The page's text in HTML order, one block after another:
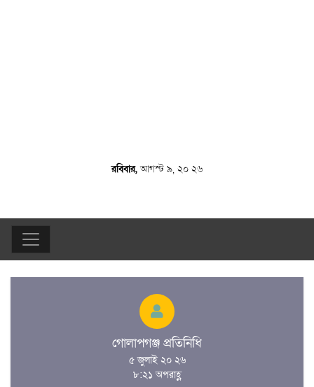
রবিবার,আগস্ট ৯, ২০ ২৬
গোলাপগঞ্জ প্রতিনিধি
৫ জুলাই ২০ ২৬
৮:২১ অপরাহ্ণ